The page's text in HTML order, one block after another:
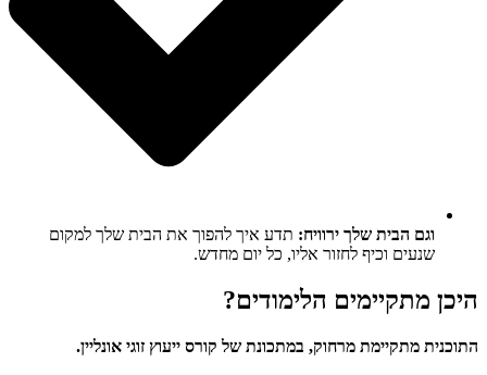
וגם הבית שלך ירוויח: תדע איך להפוך את הבית שלך למקום
שנעים וכיף לחזור אליו, כל יום מחדש.
היכן מתקיימים הלימודים?
התוכנית מתקיימת מרחוק, במתכונת של קורס ייעוץ זוגי אונליין.